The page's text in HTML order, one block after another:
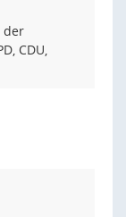
der
CDU,